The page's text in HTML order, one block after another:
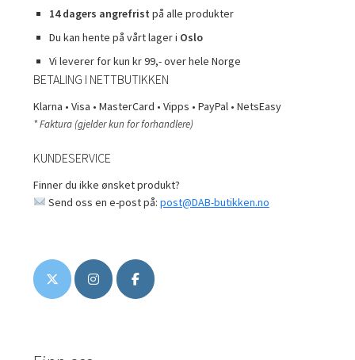
14 dagers angrefrist på alle produkter
Du kan hente på vårt lager i Oslo
Vi leverer for kun kr 99,- over hele Norge
BETALING I NETTBUTIKKEN
Klarna • Visa • MasterCard • Vipps • PayPal • NetsEasy
* Faktura (gjelder kun for forhandlere)
KUNDESERVICE
Finner du ikke ønsket produkt?
Send oss en e-post på: post@DAB-butikken.no